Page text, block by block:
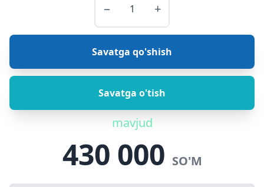
− +
Savatga qo'shish
Savatga o'tish
mavjud
430 000 SO'M